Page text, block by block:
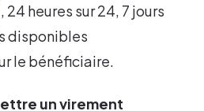
heures sur 24, 7 jours
disponibles
le bénéficiaire.
un virement